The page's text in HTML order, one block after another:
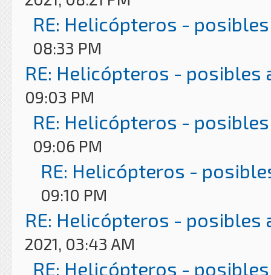
RE: Helicópteros -
08:33 PM
RE: Helicópteros - posibles
09:03 PM
RE: Helicópteros -
09:06 PM
RE: Helicópteros -
09:10 PM
RE: Helicópteros - posibles
2021, 03:43 AM
RE: Helicópteros -